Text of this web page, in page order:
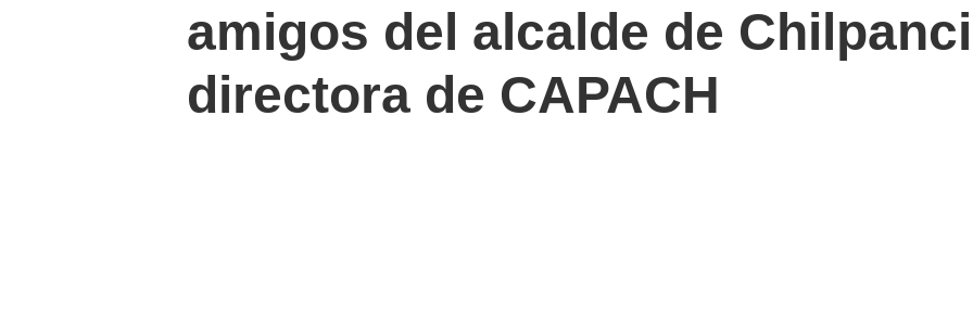
amigos del alcalde de
directora de CAPACH